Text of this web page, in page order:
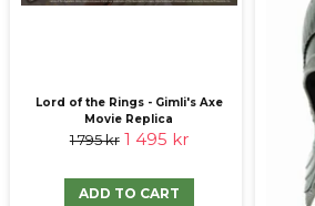
Send question
Lord of the Rings - Gimli's Axe
Movie Replica
1 795 kr 1 495 kr
ADD TO CART